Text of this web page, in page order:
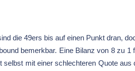
die 49ers bis auf einen Punkt dran,
bemerkbar. Eine Bilanz von 8 zu 1
mit einer schlechteren Quote